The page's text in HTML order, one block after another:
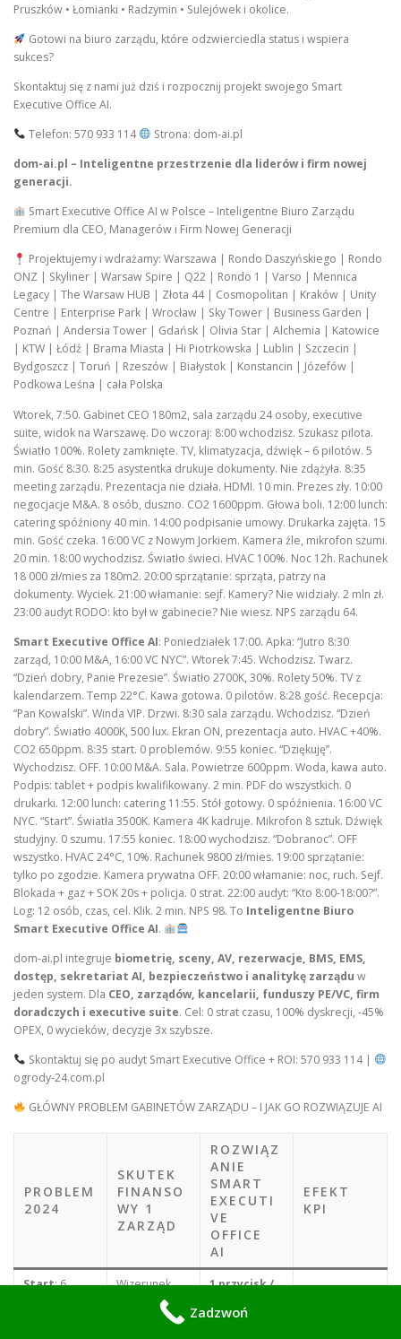
Pruszków • Łomianki • Radzymin • Sulejówek i okolice.
Gotowi na biuro zarządu, które odzwierciedla status i wspiera
sukces?
Skontaktuj się z nami już dziś i rozpocznij projekt swojego Smart
Executive Office AI.
Telefon: 570 933 114
Strona: dom-ai.pl
dom-ai.pl – Inteligentne przestrzenie dla liderów i firm nowej
generacji.
Smart Executive Office AI w Polsce – Inteligentne Biuro Zarządu
Premium dla CEO, Managerów i Firm Nowej Generacji
Projektujemy i wdrażamy: Warszawa | Rondo Daszyńskiego | Rondo
ONZ | Skyliner | Warsaw Spire | Q22 | Rondo 1 | Varso | Mennica
Legacy | The Warsaw HUB | Złota 44 | Cosmopolitan | Kraków | Unity
Centre | Enterprise Park | Wrocław | Sky Tower | Business Garden |
Poznań | Andersia Tower | Gdańsk | Olivia Star | Alchemia | Katowice
| KTW | Łódź | Brama Miasta | Hi Piotrkowska | Lublin | Szczecin |
Bydgoszcz | Toruń | Rzeszów | Białystok | Konstancin | Józefów |
Podkowa Leśna | cała Polska
Wtorek, 7:50. Gabinet CEO 180m2, sala zarządu 24 osoby, executive
suite, widok na Warszawę. Do wczoraj: 8:00 wchodzisz. Szukasz pilota.
Światło 100%. Rolety zamknięte. TV, klimatyzacja, dźwięk – 6 pilotów. 5
min. Gość 8:30. 8:25 asystentka drukuje dokumenty. Nie zdążyła. 8:35
meeting zarządu. Prezentacja nie działa. HDMI. 10 min. Prezes zły. 10:00
negocjacje M&A. 8 osób, duszno. CO2 1600ppm. Głowa boli. 12:00 lunch:
catering spóźniony 40 min. 14:00 podpisanie umowy. Drukarka zajęta. 15
min. Gość czeka. 16:00 VC z Nowym Jorkiem. Kamera źle, mikrofon szumi.
20 min. 18:00 wychodzisz. Światło świeci. HVAC 100%. Noc 12h. Rachunek
18 000 zł/mies za 180m2. 20:00 sprzątanie: sprząta, patrzy na
dokumenty. Wyciek. 21:00 włamanie: sejf. Kamery? Nie widziały. 2 mln zł.
23:00 audyt RODO: kto był w gabinecie? Nie wiesz. NPS zarządu 64.
Smart Executive Office AI: Poniedziałek 17:00. Apka: “Jutro 8:30
zarząd, 10:00 M&A, 16:00 VC NYC”. Wtorek 7:45. Wchodzisz. Twarz.
“Dzień dobry, Panie Prezesie”. Światło 2700K, 30%. Rolety 50%. TV z
kalendarzem. Temp 22°C. Kawa gotowa. 0 pilotów. 8:28 gość. Recepcja:
“Pan Kowalski”. Winda VIP. Drzwi. 8:30 sala zarządu. Wchodzisz. “Dzień
dobry”. Światło 4000K, 500 lux. Ekran ON, prezentacja auto. HVAC +40%.
CO2 650ppm. 8:35 start. 0 problemów. 9:55 koniec. “Dziękuję”.
Wychodzisz. OFF. 10:00 M&A. Sala. Powietrze 600ppm. Woda, kawa auto.
Podpis: tablet + podpis kwalifikowany. 2 min. PDF do wszystkich. 0
drukarki. 12:00 lunch: catering 11:55. Stół gotowy. 0 spóźnienia. 16:00 VC
NYC. “Start”. Światła 3500K. Kamera 4K kadruje. Mikrofon 8 sztuk. Dźwięk
studyjny. 0 szumu. 17:55 koniec. 18:00 wychodzisz. “Dobranoc”. OFF
wszystko. HVAC 24°C, 10%. Rachunek 9800 zł/mies. 19:00 sprzątanie:
tylko po zgodzie. Kamera prywatna OFF. 20:00 włamanie: noc, ruch. Sejf.
Blokada + gaz + SOK 20s + policja. 0 strat. 22:00 audyt: “Kto 8:00-18:00?”.
Log: 12 osób, czas, cel. Klik. 2 min. NPS 98. To Inteligentne Biuro
Smart Executive Office AI.
dom-ai.pl integruje biometrię, sceny, AV, rezerwacje, BMS, EMS,
dostęp, sekretariat AI, bezpieczeństwo i analitykę zarządu w
jeden system. Dla CEO, zarządów, kancelarii, funduszy PE/VC, firm
doradczych i executive suite. Cel: 0 strat czasu, 100% dyskrecji, -45%
OPEX, 0 wycieków, decyzje 3x szybsze.
Skontaktuj się po audyt Smart Executive Office + ROI: 570 933 114 |
ogrody-24.com.pl
GŁÓWNY PROBLEM GABINETÓW ZARZĄDU – I JAK GO ROZWIĄZUJE AI
PROBLEM
2024
SKUTEK
FINANSO
WY 1
ZARZĄD
ROZWIĄZ
ANIE
SMART
EXECUTI
VE
OFFICE
AI
EFEKT
KPI
Start: 6
Wizerunek
-50. Deal 10
1 przycisk /
“Dzień dobry”.
Zadzwoń